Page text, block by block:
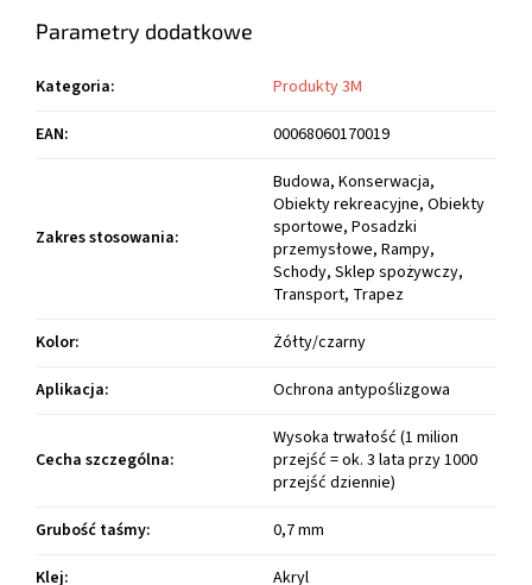
Parametry dodatkowe
Kategoria:
Produkty 3M
EAN: 00068060170019
Zakres stosowania:
Budowa, Konserwacja,
Obiekty rekreacyjne, Obiekty
sportowe, Posadzki
przemysłowe, Rampy,
Schody, Sklep spożywczy,
Transport, Trapez
Kolor:
Żółty/czarny
Aplikacja: Ochrona antypoślizgowa
Cecha szczególna:
Wysoka trwałość (1 milion
przejść = ok. 3 lata przy 1000
przejść dziennie)
Grubość taśmy:
0,7 mm
Klej:
Akryl